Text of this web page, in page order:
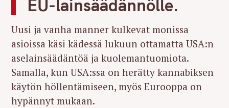
EU-lainsäädännölle.
Uusi ja vanha manner kulkevat monissa
asioissa käsi kädessä lukuun ottamatta USA:n
aselainsäädäntöä ja kuolemantuomiota.
Samalla, kun USA:ssa on herätty kannabiksen
käytön höllentämiseen, myös Eurooppa on
hypännyt mukaan.